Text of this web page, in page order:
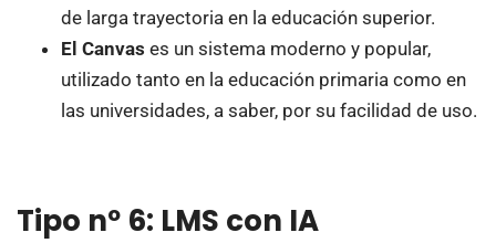
de larga trayectoria en la educación superior.
El Canvas es un sistema moderno y popular,
utilizado tanto en la educación primaria como en
las universidades, a saber, por su facilidad de uso.
Tipo nº 6: LMS con IA